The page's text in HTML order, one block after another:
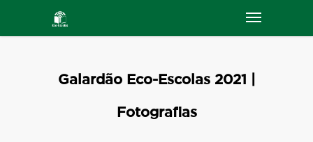
Galardão Eco-Escolas 2021 |
Fotografias